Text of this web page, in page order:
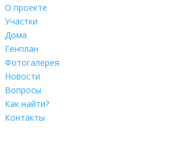
О проекте
Участки
Дома
Генплан
Фотогалерея
Новости
Вопросы
Как найти?
Контакты